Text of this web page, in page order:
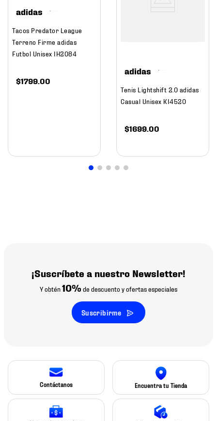
adidas
Tacos Predator League
Terreno Firme adidas
Futbol Unisex IH2084
$1799 00
adidas
Tenis Lightshift 2.0 adidas
Casual Unisex KI4520
$1699 00
¡Suscríbete a nuestro Newsletter!
Y obtén10% de descuento y ofertas especiales
Suscribirme
Contáctanos Encuentra tu Tienda